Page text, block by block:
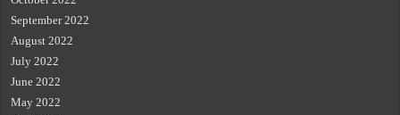
September 2022
August 2022
July 2022
June 2022
May 2022